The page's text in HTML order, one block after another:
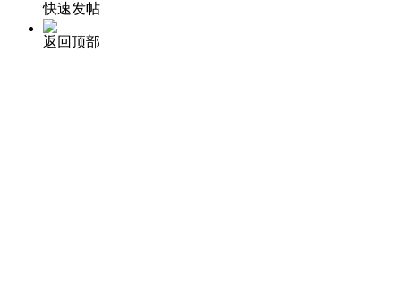
快速发帖
返回顶部